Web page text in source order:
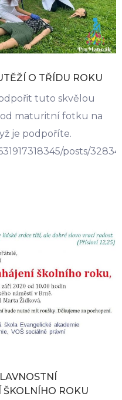
O TŘÍDU ROKU
tuto skvělou
maturitní fotku na
je podpoříte.
posts/
ROKU